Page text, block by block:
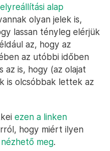
alap
olyan jelek is,
lassan tényleg elérjük
az, hogy az
az utóbbi időben
az is, hogy (az olajat
is olcsóbbak lettek az
ezen a linken
hogy miért ilyen
meg.